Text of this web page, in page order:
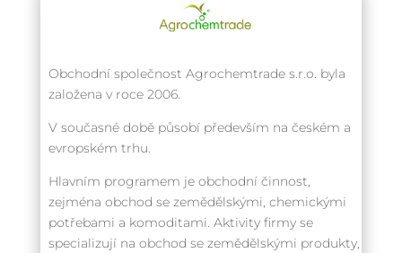
Obchodní společnost Agrochemtrade s.r.o. byla
založena v roce 2006.
V současné době působí především na českém a
evropském trhu.
Hlavním programem je obchodní činnost,
zejména obchod se zemědělskými, chemickými
potřebami a komoditami. Aktivity firmy se
specializují na obchod se zemědělskými produkty,